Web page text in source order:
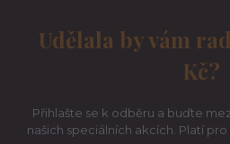
Udělala by vám
Kč?
Přihlašte se k odběru a buďte
našich speciálních akcích. Platí